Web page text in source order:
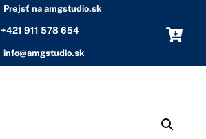
Prejsť na amgstudio.sk
+421 911 578 654
info@amgstudio.sk